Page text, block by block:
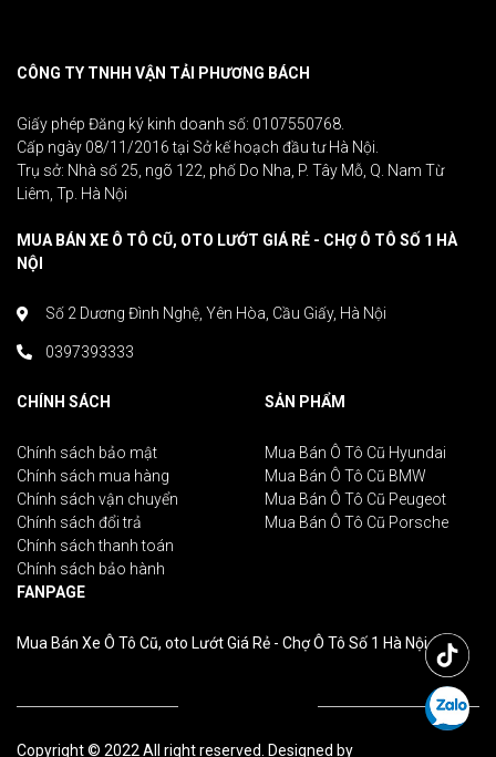
CÔNG TY TNHH VẬN TẢI PHƯƠNG BÁCH
Giấy phép Đăng ký kinh doanh số: 0107550768.
Cấp ngày 08/11/2016 tại Sở kế hoạch đầu tư Hà Nội.
Trụ sở: Nhà số 25, ngõ 122, phố Do Nha, P. Tây Mỗ, Q. Nam Từ
Liêm, Tp. Hà Nội
MUA BÁN XE Ô TÔ CŨ, OTO LƯỚT GIÁ RẺ - CHỢ Ô TÔ SỐ 1 HÀ
NỘI
Số 2 Dương Đình Nghệ, Yên Hòa, Cầu Giấy, Hà Nội
0397393333
CHÍNH SÁCH
Chính sách bảo mật
Chính sách mua hàng
Chính sách vận chuyển
Chính sách đổi trả
Chính sách thanh toán
Chính sách bảo hành
SẢN PHẨM
Mua Bán Ô Tô Cũ Hyundai
Mua Bán Ô Tô Cũ BMW
Mua Bán Ô Tô Cũ Peugeot
Mua Bán Ô Tô Cũ Porsche
FANPAGE
Mua Bán Xe Ô Tô Cũ, oto Lướt Giá Rẻ - Chợ Ô Tô Số 1 Hà Nội
Copyright © 2022 All right reserved. Designed by